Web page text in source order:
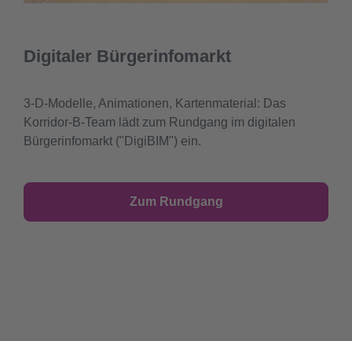
Digitaler Bürgerinfomarkt
3-D-Modelle, Animationen, Kartenmaterial: Das
Korridor-B-Team lädt zum Rundgang im digitalen
Bürgerinfomarkt ("DigiBIM") ein.
Zum Rundgang